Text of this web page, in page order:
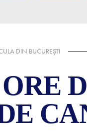
DIN BUCUREȘTI